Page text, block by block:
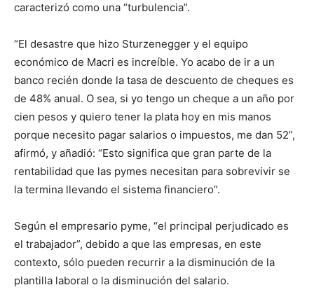
caracterizó como una “turbulencia”.
“El desastre que hizo Sturzenegger y el equipo
económico de Macri es increíble. Yo acabo de ir a un
banco recién donde la tasa de descuento de cheques es
de 48% anual. O sea, si yo tengo un cheque a un año por
cien pesos y quiero tener la plata hoy en mis manos
porque necesito pagar salarios o impuestos, me dan 52”,
afirmó, y añadió: “Esto significa que gran parte de la
rentabilidad que las pymes necesitan para sobrevivir se
la termina llevando el sistema financiero”.
Según el empresario pyme, “el principal perjudicado es
el trabajador”, debido a que las empresas, en este
contexto, sólo pueden recurrir a la disminución de la
plantilla laboral o la disminución del salario.